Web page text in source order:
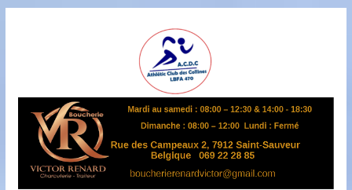
A
S
B
L
L